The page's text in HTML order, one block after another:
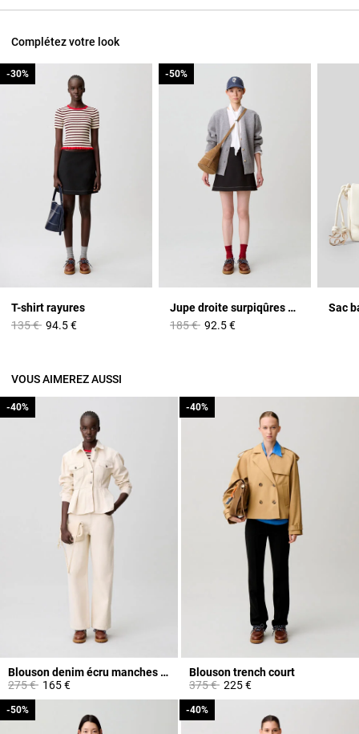
Complétez votre look
T-shirt rayures
Prix réduit à partir de
135 €à
-30%
94.5 €
-30%
Jupe droite surpiqûres contrastées
Prix réduit à partir de
185 €à
-50%
92.5 €
-50%
Sac
VOUS AIMEREZ AUSSI
Blouson denim écru manches longues
Prix réduit à partir de
275 €à
-40%
165 €
-40%
Blouson trench court
Prix réduit à partir de
375 €à
-40%
225 €
-40%
-50%
-50% -40%
-40%